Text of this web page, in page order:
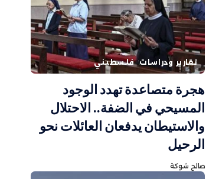
تقارير ودراسات فلسطيني
هجرة متصاعدة تهدد الوجود
المسيحي في الضفة.. الاحتلال
والاستيطان يدفعان العائلات نحو
الرحيل
صالح شوكة